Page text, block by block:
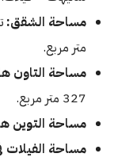
مساحة الشقق:
متر مربع.
مساحة التاون
327 متر مربع.
مساحة التوين
مساحة الفيلات